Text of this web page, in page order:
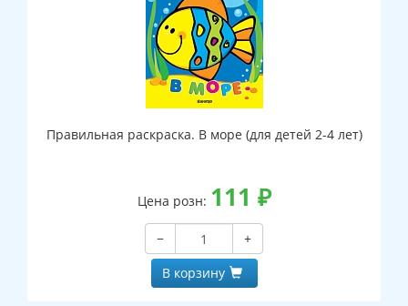
Правильная раскраска. В море (для детей 2-4 лет)
Цена розн: 111 ₽
−
+
В корзину